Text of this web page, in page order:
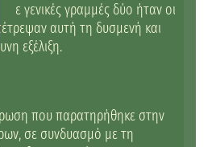
ε γενικές γραμμές δύο ήταν οι
αυτή τη δυσμενή και
εξέλιξη.
που παρατηρήθηκε στην
σε συνδυασμό με τη